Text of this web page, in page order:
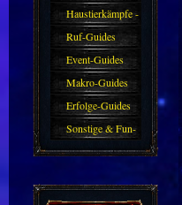
Farmkarten und
Haustiere
Haustierkämpfe -
Guide
Ruf-Guides
Event-Guides
Makro-Guides
Erfolge-Guides
Sonstige & Fun-
Guides